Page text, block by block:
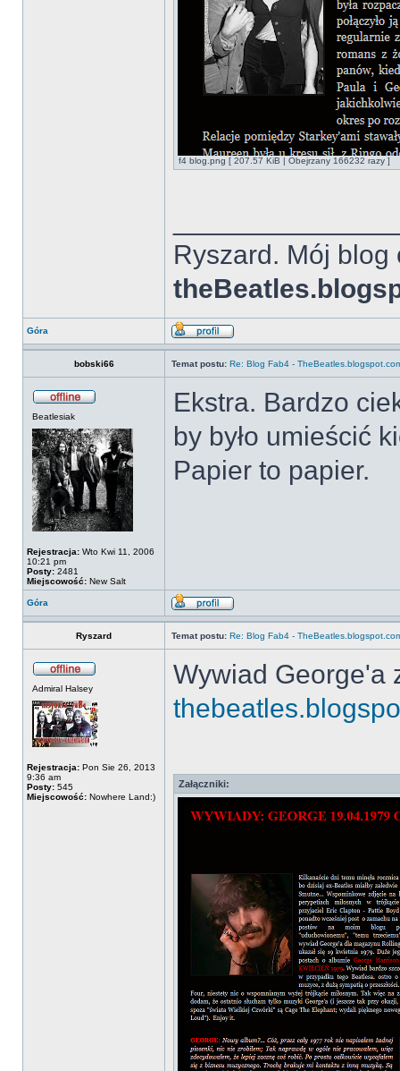
f4 blog.png [ 207.57 KiB | Obejrzany 166232 razy ]
Ryszard. Mój
Góra
bobski66 Temat postu: Re: Blog Fab4 -
Beatlesiak
Rejestracja: Wto Kwi 11, 2006
10:21 pm
Posty: 2481
Miejscowość: New Salt
Ekstra. Bardzo
by było umieścić
Papier to papier.
Góra
Ryszard Temat postu: Re: Blog Fab4 -
Admiral Halsey
Rejestracja: Pon Sie 26, 2013
9:36 am
Posty: 545
Miejscowość: Nowhere Land:)
Wywiad George'a
Załączniki: